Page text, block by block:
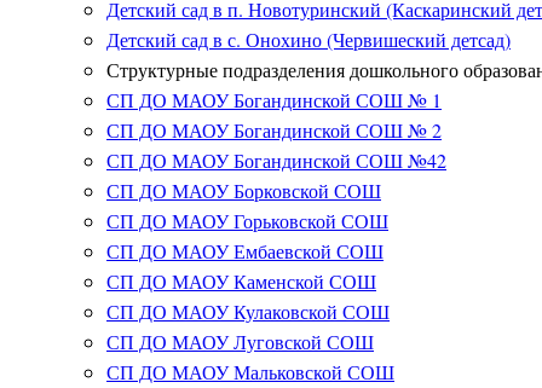
Детский сад в п. Новотуринский (Каскаринский
Детский сад в с. Онохино (Червишеский детсад)
Структурные подразделения дошкольного
СП ДО МАОУ Богандинской СОШ № 1
СП ДО МАОУ Богандинской СОШ № 2
СП ДО МАОУ Богандинской СОШ №42
СП ДО МАОУ Борковской СОШ
СП ДО МАОУ Горьковской СОШ
СП ДО МАОУ Ембаевской СОШ
СП ДО МАОУ Каменской СОШ
СП ДО МАОУ Кулаковской СОШ
СП ДО МАОУ Луговской СОШ
СП ДО МАОУ Мальковской СОШ